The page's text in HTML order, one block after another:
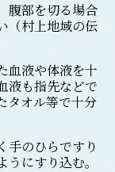
腹部を切る場合
（村上地域の伝
血液や体液を十
液も指先などで
タオル等で十分
手のひらですり
にすり込む。